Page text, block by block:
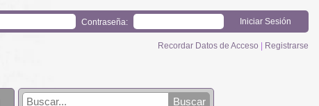
Contraseña:
Recordar Datos de Acceso Registrarse